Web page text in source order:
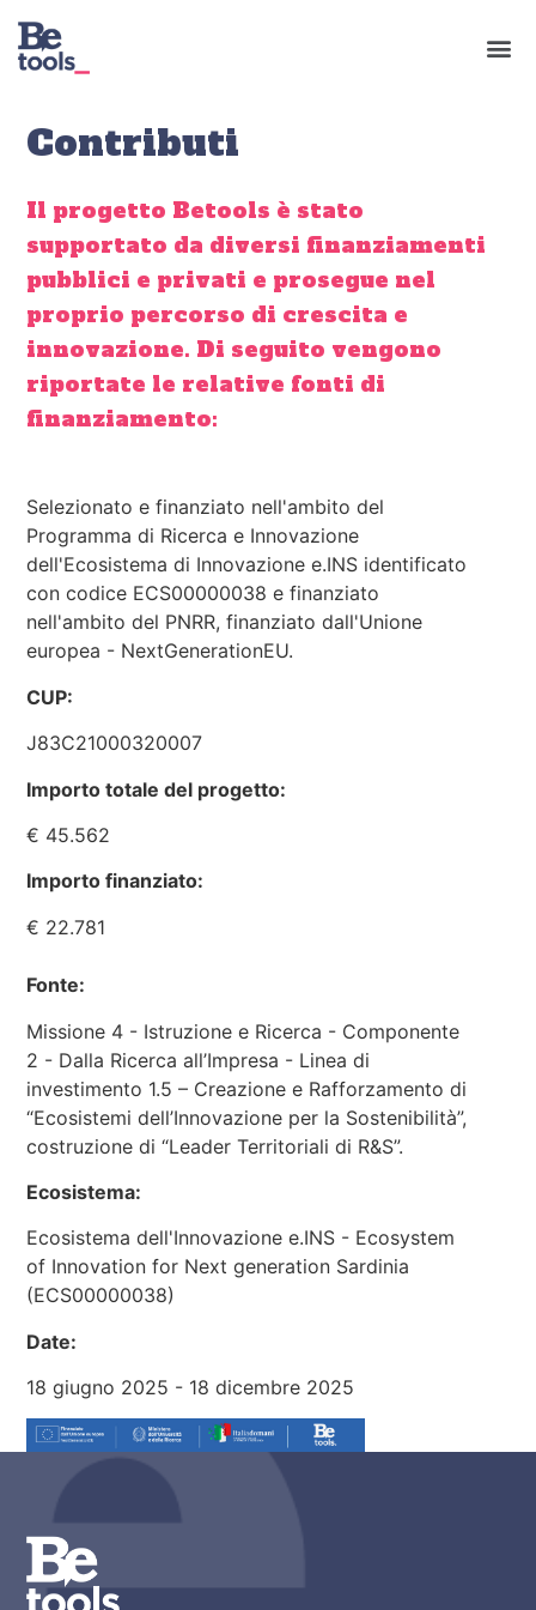
Contributi
Il progetto Betools è stato
supportato da diversi finanziamenti
pubblici e privati e prosegue nel
proprio percorso di crescita e
innovazione. Di seguito vengono
riportate le relative fonti di
finanziamento:
Selezionato e finanziato nell'ambito del
Programma di Ricerca e Innovazione
dell'Ecosistema di Innovazione e.INS identificato
con codice ECS00000038 e finanziato
nell'ambito del PNRR, finanziato dall'Unione
europea - NextGenerationEU.
CUP:
J83C21000320007
Importo totale del progetto:
€ 45.562
Importo finanziato:
€ 22.781
Fonte:
Missione 4 - Istruzione e Ricerca - Componente
2 - Dalla Ricerca all’Impresa - Linea di
investimento 1.5 – Creazione e Rafforzamento di
“Ecosistemi dell’Innovazione per la Sostenibilità”,
costruzione di “Leader Territoriali di R&S”.
Ecosistema:
Ecosistema dell'Innovazione e.INS - Ecosystem
of Innovation for Next generation Sardinia
(ECS00000038)
Date:
18 giugno 2025 - 18 dicembre 2025